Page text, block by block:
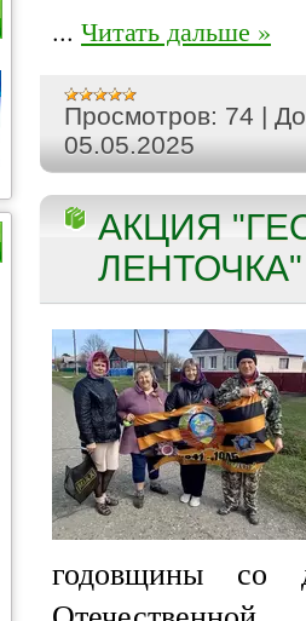
... Читать дальше »
Просмотров: 74 |
05.05.2025
АКЦИЯ
ЛЕНТОЧКА"
годовщины со